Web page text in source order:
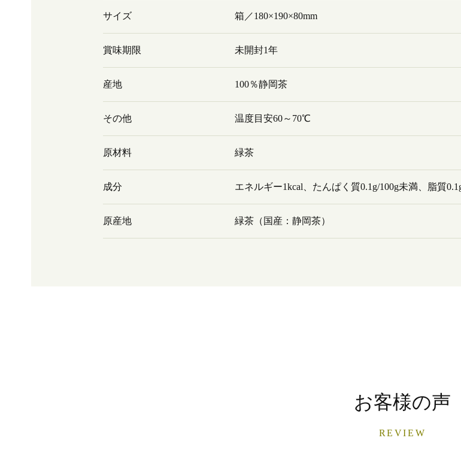
サイズ 箱／180×190×80mm
賞味期限 未開封1年
産地 100％静岡茶
その他 温度目安60～70℃
原材料 緑茶
成分 エネルギー1kcal、たんぱく質0.1g/100g未満、脂質
原産地 緑茶（国産：静岡茶）
お客様の声
REVIEW